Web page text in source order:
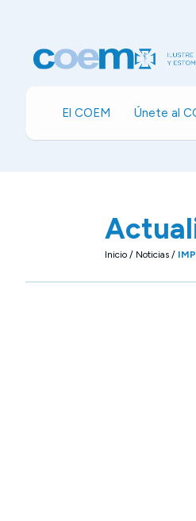
El COEM Únete al
Inicio / Noticias /